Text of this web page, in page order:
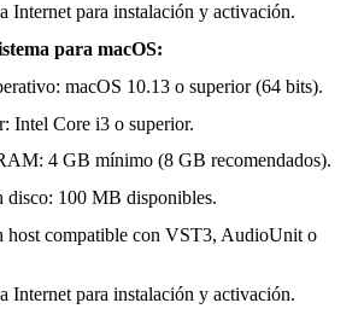
Internet para instalación y activación.
para macOS:
macOS 10.13 o superior (64 bits).
Intel Core i3 o superior.
4 GB mínimo (8 GB recomendados).
disco: 100 MB disponibles.
host compatible con VST3, AudioUnit o
Internet para instalación y activación.